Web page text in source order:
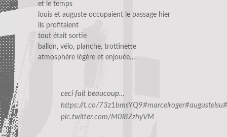
et le temps
louis et auguste occupaient le passage hier
ils profitaient
tout était sortie
ballon, vélo, planche, trottinette
atmosphère légère et enjouée…
ceci fait beaucoup…
https://t.co/73z1bmsYQ9#marcelroger#augustelsu
pic.twitter.com/M0l8ZzhyVM